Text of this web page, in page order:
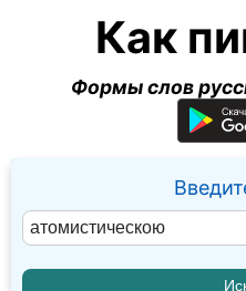
Как
Формы слов